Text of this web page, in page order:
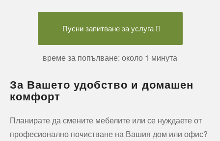
Пусни запитване за услуга
време за попълване: около 1 минута
За Вашето удобство и домашен
комфорт
Планирате да смените мебелите или се нуждаете от
професионално почистване на Вашия дом или офис?